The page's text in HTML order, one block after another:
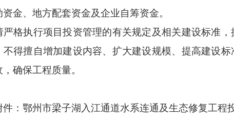
金、地方配套资金及企业自筹资金。
严格执行项目投资管理的有关规定及相关建设标准
不得擅自增加建设内容、扩大建设规模、提高建设
确保工程质量。
件：鄂州市梁子湖入江通道水系连通及生态修复工程